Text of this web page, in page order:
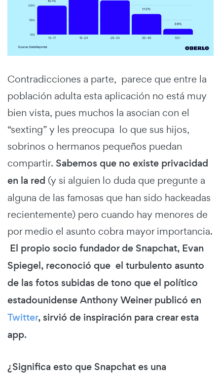
Contradicciones a parte, parece que entre la
población adulta esta aplicación no está muy
bien vista, pues muchos la asocian con el
“sexting” y les preocupa lo que sus hijos,
sobrinos o hermanos pequeños puedan
compartir. Sabemos que no existe privacidad
en la red (y si alguien lo duda que pregunte a
alguna de las famosas que han sido hackeadas
recientemente) pero cuando hay menores de
por medio el asunto cobra mayor importancia.
El propio socio fundador de Snapchat, Evan
Spiegel, reconoció que el turbulento asunto
de las fotos subidas de tono que el político
estadounidense Anthony Weiner publicó en
Twitter, sirvió de inspiración para crear esta
app.
¿Significa esto que Snapchat es una